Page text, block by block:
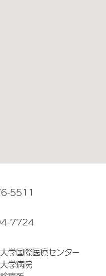
5511
7724
学国際医療センター
学病院